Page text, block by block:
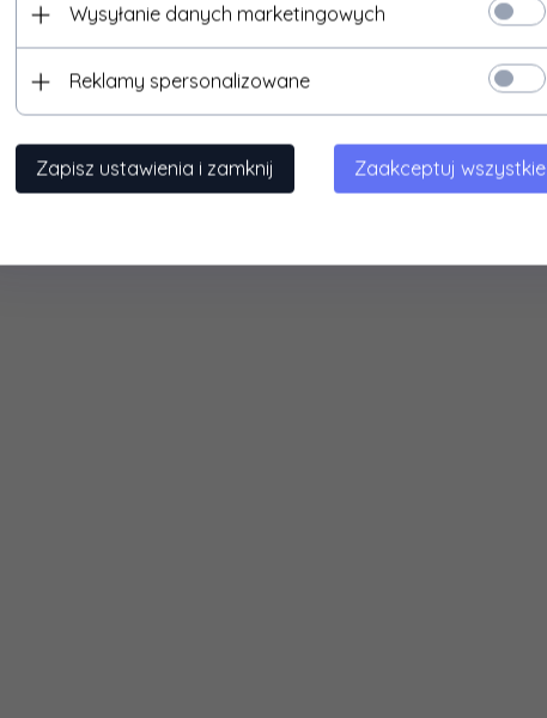
Wysyłanie danych marketingowych
Reklamy spersonalizowane
Zapisz ustawienia i zamknij Zaakceptuj wszystkie